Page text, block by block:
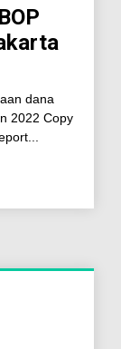
dana
2022 Copy